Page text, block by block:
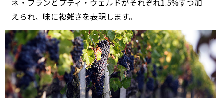
ネ・フランとプティ・ヴェルドがそれぞれ1.5%ずつ加
えられ、味に複雑さを表現します。